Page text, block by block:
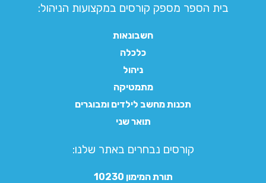
בית הספר מספק קורסים במקצועות הניהול:
חשבונאות
כלכלה
ניהול
מתמטיקה
תכנות מחשב לילדים ומבוגרים
תואר שני
קורסים נבחרים באתר שלנו:​
תורת המימון 10230